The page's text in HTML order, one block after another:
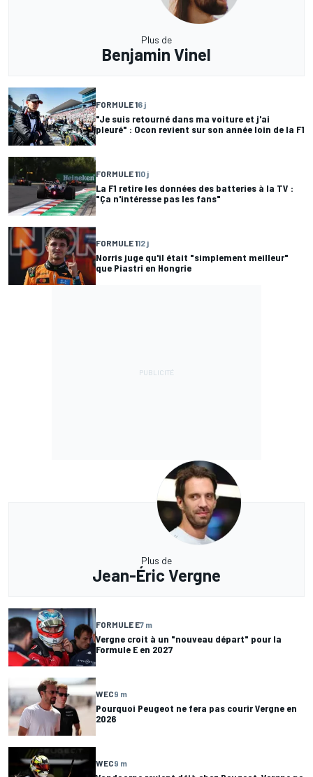
Plus de
Benjamin Vinel
FORMULE 16 j
"Je suis retourné dans ma voiture et j'ai
pleuré" : Ocon revient sur son année loin de la F1
FORMULE 110 j
La F1 retire les données des batteries à la TV :
"Ça n'intéresse pas les fans"
FORMULE 112 j
Norris juge qu'il était "simplement meilleur"
que Piastri en Hongrie
Plus de
Jean-Éric Vergne
FORMULE E7 m
Vergne croit à un "nouveau départ" pour la
Formule E en 2027
WEC9 m
Pourquoi Peugeot ne fera pas courir Vergne en
2026
WEC9 m